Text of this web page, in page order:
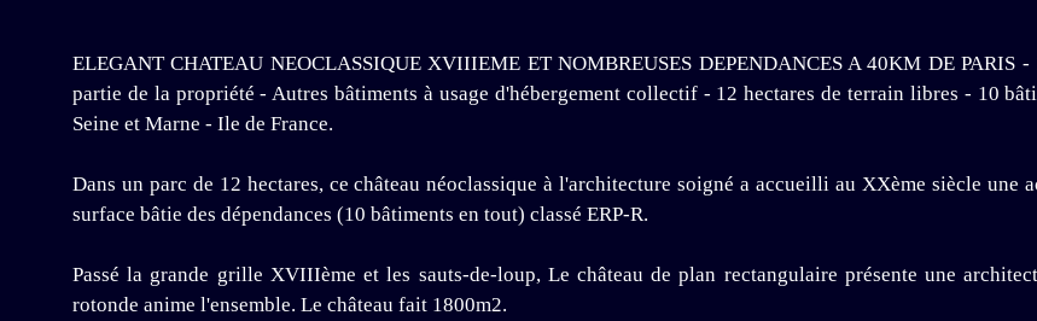
ELEGANT CHATEAU NEOCLASSIQUE XVIIIEME ET NOMBREUSES DEPENDANCES A 40KM DE
partie de la propriété - Autres bâtiments à usage d'hébergement collectif - 12 hectares de terrain libres - 10
Seine et Marne - Ile de France.
Dans un parc de 12 hectares, ce château néoclassique à l'architecture soigné a accueilli au XXème siècle
surface bâtie des dépendances (10 bâtiments en tout) classé ERP-R.
Passé la grande grille XVIIIème et les sauts-de-loup, Le château de plan rectangulaire présente une
rotonde anime l'ensemble. Le château fait 1800m2.